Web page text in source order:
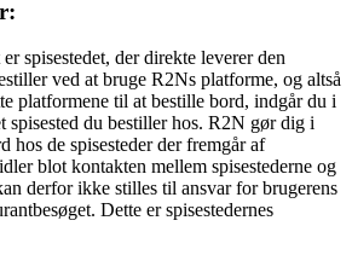
spisestedet, der direkte leverer den
ved at bruge R2Ns platforme, og altså
platformene til at bestille bord, indgår du i
spisested du bestiller hos. R2N gør dig i
hos de spisesteder der fremgår af
blot kontakten mellem spisestederne og
derfor ikke stilles til ansvar for brugerens
Dette er spisestedernes